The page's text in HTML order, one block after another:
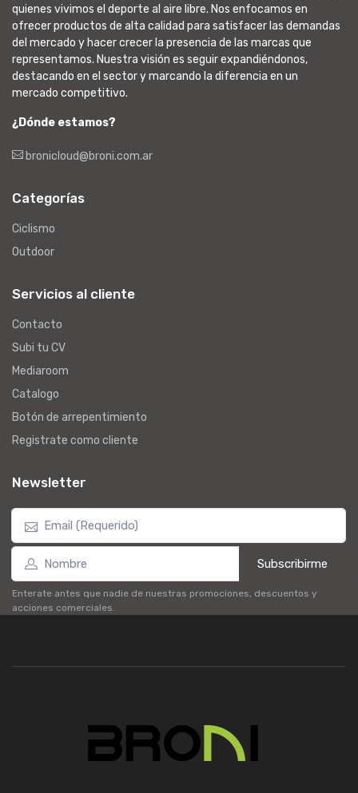
quienes vivimos el deporte al aire libre. Nos enfocamos en
ofrecer productos de alta calidad para satisfacer las demandas
del mercado y hacer crecer la presencia de las marcas que
representamos. Nuestra visión es seguir expandiéndonos,
destacando en el sector y marcando la diferencia en un
mercado competitivo.
¿Dónde estamos?
bronicloud@broni.com.ar
Categorías
Ciclismo
Outdoor
Servicios al cliente
Contacto
Subi tu CV
Mediaroom
Catalogo
Botón de arrepentimiento
Registrate como cliente
Newsletter
Subscribirme
Enterate antes que nadie de nuestras promociones, descuentos y
acciones comerciales.